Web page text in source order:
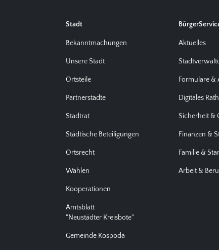
Stadt
Bekanntmachungen
Unsere Stadt
Ortsteile
Partnerstädte
Stadtrat
Städtische Beteiligungen
Ortsrecht
Wahlen
Kooperationen
Amtsblatt
"Neustädter Kreisbote"
Gemeinde Kospoda
Aktuelles
Formulare &
Digitales
Sicherheit &
Finanzen &
Familie &
Arbeit &